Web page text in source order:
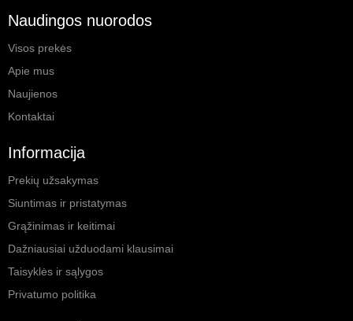
Naudingos nuorodos
Visos prekės
Apie mus
Naujienos
Kontaktai
Informacija
Prekių užsakymas
Siuntimas ir pristatymas
Grąžinimas ir keitimai
Dažniausiai užduodami klausimai
Taisyklės ir sąlygos
Privatumo politika